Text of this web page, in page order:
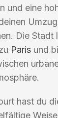
und eine
Die Stadt
Paris und
hast du